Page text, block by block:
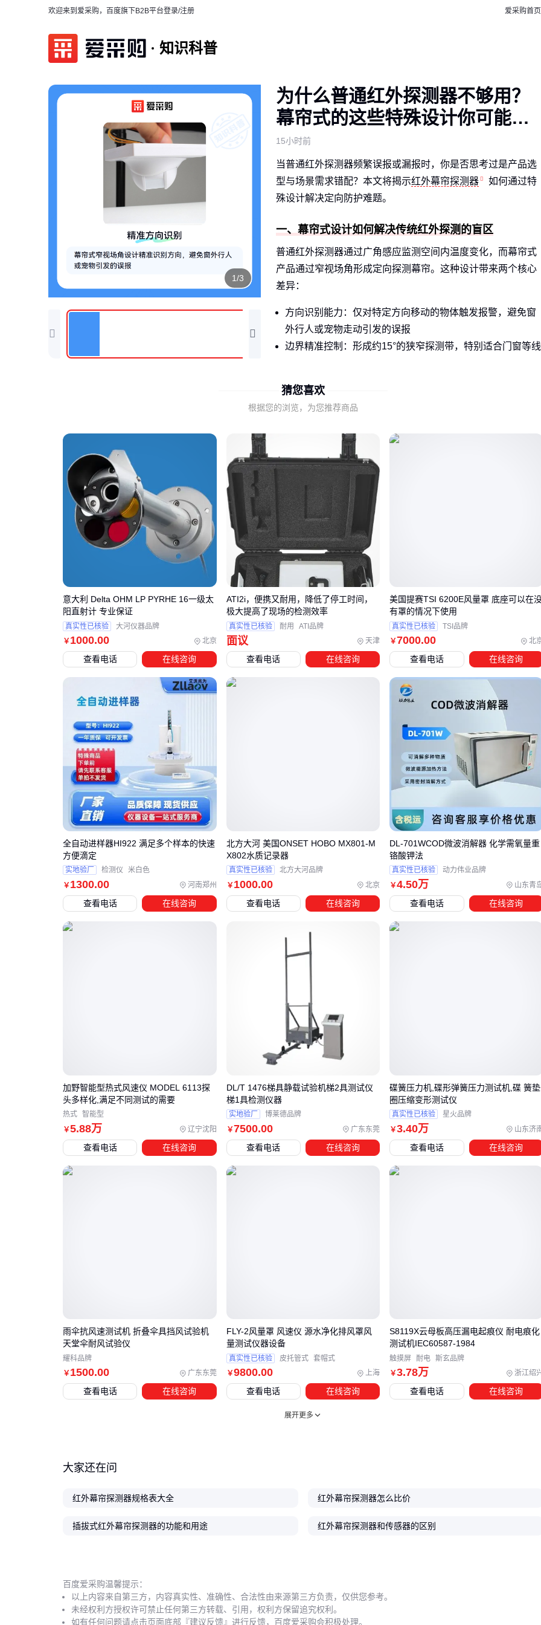
欢迎来到爱采购，百度旗下B2B平台登录/注册 爱采购首页
知识科普
1/3
为什么普通红外探测器不够用？
幕帘式的这些特殊设计你可能忽
略了
15小时前
当普通红外探测器频繁误报或漏报时，你是否思考过是产品选
型与场景需求错配？本文将揭示红外幕帘探测器
如何通过特
殊设计解决定向防护难题。
一、幕帘式设计如何解决传统红外探测的盲区
普通红外探测器通过广角感应监测空间内温度变化，而幕帘式
产品通过窄视场角形成定向探测幕帘。这种设计带来两个核心
差异：
方向识别能力：仅对特定方向移动的物体触发报警，避免窗
外行人或宠物走动引发的误报
边界精准控制：形成约15°的狭窄探测带，特别适合门窗等线
这种协同机制使得红外幕帘探测器成为周界防护的首选方案，
尤其适合需要区分内外移动信号的场景。
二、哪些场景必须考虑幕帘式特殊设计
当防护区域存在明确的单向入侵风险时，普通红外探测器的全
向监测反而会成为劣势。典型场景包括：
外推式窗户防护：需区分从外破窗与室内正常活动
商铺玻璃门监控：防止室外徘徊触发误报，同时确保破门入
侵及时报警
阳台/天井边界：过滤庭院内宠物活动，专注防范外部翻越
在这些场景中， 方向识别幕帘
防护强度与使用便利性。
三、如何根据场景选择幕帘探测技术？
当普通红外幕帘探测器无法满足复杂环境需求时，双鉴式和微
波式技术能针对性解决特定场景痛点。
双鉴幕帘探测器结合红外与微波传感，通过双重信号验证显
著降低误报率，适合人员流动频繁的商铺入口或宠物活动区
微波幕帘探测器利用电磁波穿透能力，在化工厂等存在温度
骤变或粉尘干扰的工业场景中表现更稳定
选择时需注意：双鉴技术虽可靠性更高，但窄条形设计的安装
角度需要精确校准；而微波方案在金属物体密集区域可能出现
对于需要周界防护的庭院或开放式空间，可搭配智能识别周界
报警
系统形成立体防护。若预算有限，优先确保核心通道覆
盖，再逐步扩展电子围栏等辅助设备。
最终选型应回到实际场景的误报容忍度与环境干扰因素，下一
四、为什么单买探测器可能不够？这些配套设备才是系
统稳定的关键
接输出报警信号或远程通知，这时需要配套的报警主机作为中
枢处理单元。选择时需注意两者的通信协议兼容性，常见的
485总线、Zigbee或NB-IoT模块各有适用场景——老旧厂房改
造更适合有线连接，而分布式商铺则需无线传输的灵活性。
联动模块控制声光警号 、自动门锁或远程监控模块
。建议
优先选择支持多路输出的标准协议模块，避免后期扩展时重复
采购。对于需要视频复核的场所，还需确认模块是否支持与摄
像头的秒级联动。
电源稳定性是隐形门槛：探测器持续工作时若遭遇电压波动，
保幕帘与围墙顶部平行。
环境干扰源需要提前排查：
空调出风口直吹会导致温度场变化引发误报
宠物活动频繁区域需选择带宠物免疫功能的型号 定期用
号。调试时建议搭配信号延长线
只有最适合场景的解决方案。
猜您喜欢
根据您的浏览，为您推荐商品
￥ 1000.00 北京
意大利 Delta OHM LP PYRHE 16一级太
阳直射计 专业保证
真实性已核验 大河仪器品牌
查看电话 在线咨询
面议 天津
ATI2i，便携又耐用，降低了停工时间，
极大提高了现场的检测效率
真实性已核验 耐用 ATI品牌
查看电话 在线咨询
￥7000.00 北
美国提赛TSI 6200E风量罩 底座可以在
有罩的情况下使用
真实性已核验 TSI品牌
查看电话 在线咨询
￥ 1300.00 河南郑州
全自动进样器HI922 满足多个样本的快速
方便滴定
实地验厂 检测仪 米白色
查看电话 在线咨询
￥ 1000.00 北京
北方大河 美国ONSET HOBO MX801-M
X802水质记录器
真实性已核验 北方大河品牌
查看电话 在线咨询
￥4.50万 山东青
DL-701WCOD微波消解器 化学需氧量重
铬酸钾法
真实性已核验 动力伟业品牌
查看电话 在线咨询
￥5.88万 辽宁沈阳
加野智能型热式风速仪 MODEL 6113探
头多样化,满足不同测试的需要
热式 智能型
查看电话 在线咨询
￥7500.00 广东东莞
DL/T 1476梯具静载试验机梯2具测试仪
梯1具检测仪器
实地验厂 博莱德品牌
查看电话 在线咨询
￥3.40万 山东济
碟簧压力机,碟形弹簧压力测试机,碟 簧垫
圈压缩变形测试仪
真实性已核验 星火品牌
查看电话 在线咨询
￥ 1500.00 广东东莞
雨伞抗风速测试机 折叠伞具挡风试验机
天堂伞耐风试验仪
耀科品牌
查看电话 在线咨询
￥9800.00 上海
FLY-2风量罩 风速仪 源水净化排风罩风
量测试仪器设备
真实性已核验 皮托管式 套帽式
查看电话 在线咨询
￥3.78万 浙江绍
S8119X云母板高压漏电起痕仪 耐电痕化
测试机IEC60587-1984
触摸屏 耐电 斯玄品牌
查看电话 在线咨询
展开更多
大家还在问
红外幕帘探测器规格表大全 红外幕帘探测器怎么比价
插拔式红外幕帘探测器的功能和用途 红外幕帘探测器和传感器的区别
百度爱采购温馨提示：
以上内容来自第三方，内容真实性、准确性、合法性由来源第三方负责，仅供您参考。
未经权利方授权许可禁止任何第三方转载、引用，权利方保留追究权利。
如有任何问题请点击页面底部『建议反馈』进行反馈，百度爱采购会积极处理。